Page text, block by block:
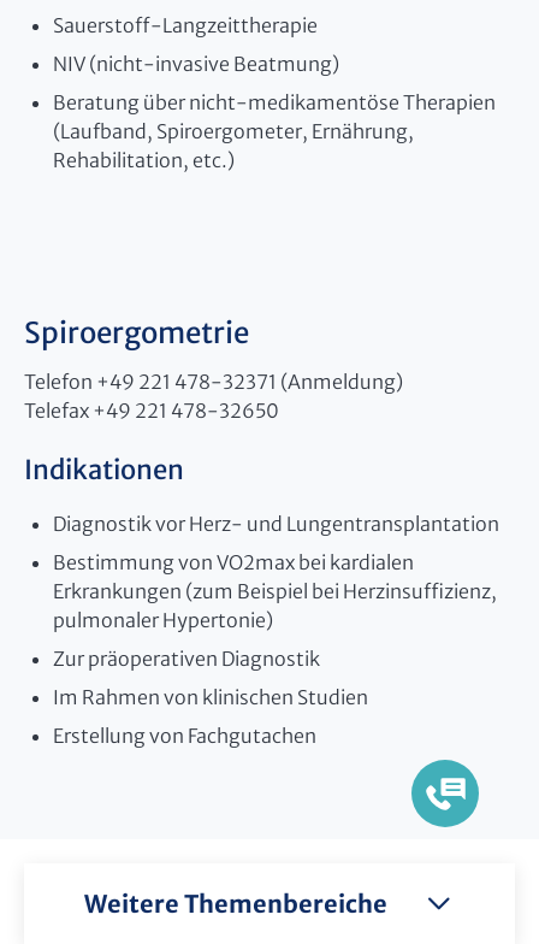
Sauerstoff-Langzeittherapie
NIV (nicht-invasive Beatmung)
Beratung über nicht-medikamentöse Therapien
(Laufband, Spiroergometer, Ernährung,
Rehabilitation, etc.)
Spiroergometrie
Telefon +49 221 478-32371 (Anmeldung)
Telefax +49 221 478-32650
Indikationen
Diagnostik vor Herz- und Lungentransplantation
Bestimmung von VO2max bei kardialen
Erkrankungen (zum Beispiel bei Herzinsuffizienz,
pulmonaler Hypertonie)
Zur präoperativen Diagnostik
Im Rahmen von klinischen Studien
Erstellung von Fachgutachen
Weitere Themenbereiche